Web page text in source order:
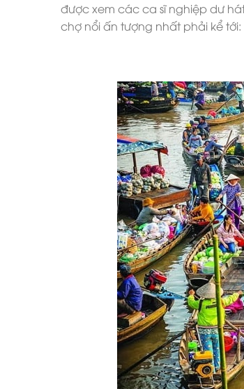
được xem các ca sĩ nghiệp dư
chợ nổi ấn tượng nhất phải kể